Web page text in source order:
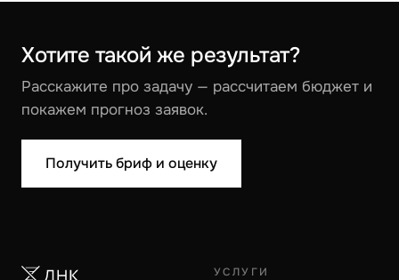
Хотите такой же результат?
Расскажите про задачу — рассчитаем бюджет и
покажем прогноз заявок.
Получить бриф и оценку
УСЛУГИ